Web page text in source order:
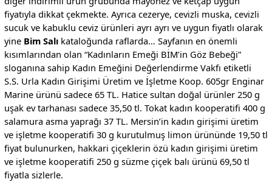
fiyatıyla dikkat çekmekte. Ayrıca cezerye, cevizli muska, cevizli
sucuk ve kabuklu ceviz ürünleri ayrı ayrı ve uygun fiyatlı olarak
yine Bim Salıkataloğunda raflarda… Sayfanın en önemli
kısımlarından olan “Kadınların Emeği BİM’in Göz Bebeği”
sloganına sahip Kadın Emeğini Değerlendirme Vakfı etiketli
S.S. Urla Kadın Girişimi Üretim ve İşletme Koop. 605gr Enginar
Marine ürünü sadece 65 TL. Hatice sultan doğal ürünler 250 g
uşak ev tarhanası sadece 35,50 tl. Tokat kadın kooperatifi 400 g
salamura asma yaprağı 37 TL. Mersin’in kadın girişimi üretim
ve işletme kooperatifi 30 g kurutulmuş limon ürününde 19,50 tl
fiyat bulunurken, hakkari çiçeklerin özü kadın girişimi üretim
ve işletme kooperatifi 250 g süzme çiçek balı ürünü 69,50 tl
fiyatla sizlerle.